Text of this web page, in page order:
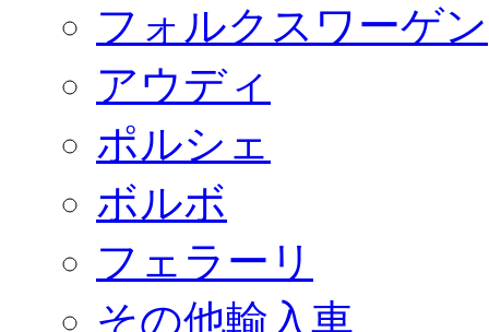
フォルクスワーゲン
アウディ
ポルシェ
ボルボ
フェラーリ
その他輸入車